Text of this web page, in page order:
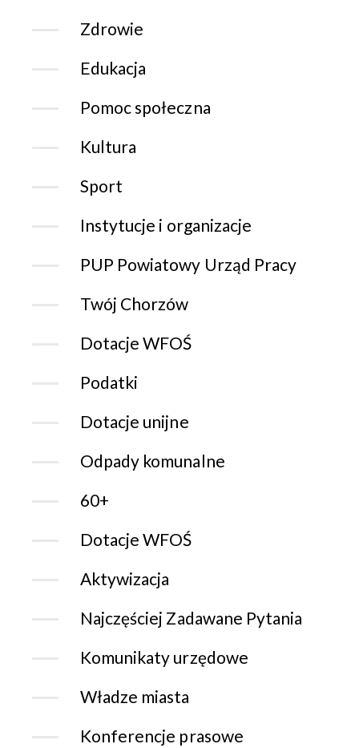
Zdrowie
Edukacja
Pomoc społeczna
Kultura
Sport
Instytucje i organizacje
PUP Powiatowy Urząd Pracy
Twój Chorzów
Dotacje WFOŚ
Podatki
Dotacje unijne
Odpady komunalne
60+
Dotacje WFOŚ
Aktywizacja
Najczęściej Zadawane Pytania
Komunikaty urzędowe
Władze miasta
Konferencje prasowe